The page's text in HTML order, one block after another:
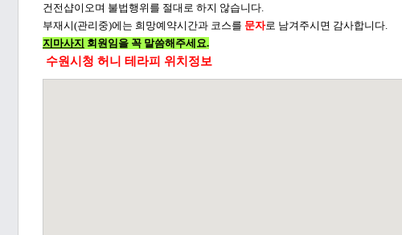
건전샵이오며 불법행위를 절대로 하지 않습니다.
부재시(관리중)에는 희망예약시간과 코스를 문자로 남겨주시면 감사합니다.
지마사지 회원임을 꼭 말씀해주세요.
수원시청 허니 테라피 위치정보